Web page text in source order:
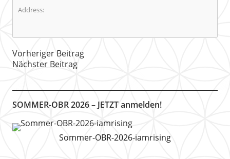
Address:
Vorheriger Beitrag
Nächster Beitrag
SOMMER-OBR 2026 – JETZT anmelden!
Sommer-OBR-2026-iamrising